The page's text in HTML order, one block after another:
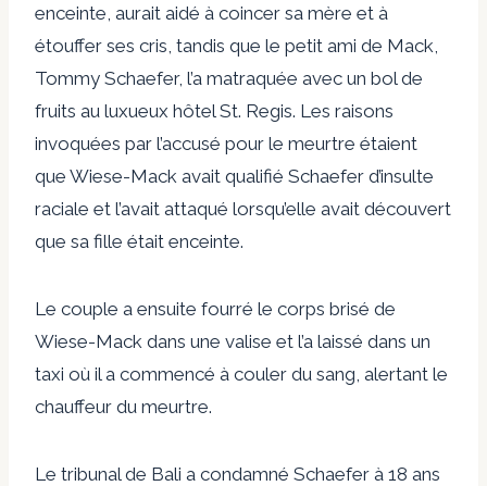
enceinte, aurait aidé à coincer sa mère et à
étouffer ses cris, tandis que le petit ami de Mack,
Tommy Schaefer, l’a matraquée avec un bol de
fruits au luxueux hôtel St. Regis. Les raisons
invoquées par l’accusé pour le meurtre étaient
que Wiese-Mack avait qualifié Schaefer d’insulte
raciale et l’avait attaqué lorsqu’elle avait découvert
que sa fille était enceinte.
Le couple a ensuite fourré le corps brisé de
Wiese-Mack dans une valise et l’a laissé dans un
taxi où il a commencé à couler du sang, alertant le
chauffeur du meurtre.
Le tribunal de Bali a condamné Schaefer à 18 ans